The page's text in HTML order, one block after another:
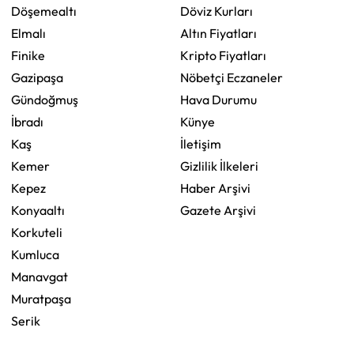
Döşemealtı
Elmalı
Finike
Gazipaşa
Gündoğmuş
İbradı
Kaş
Kemer
Kepez
Konyaaltı
Korkuteli
Kumluca
Manavgat
Muratpaşa
Serik
Döviz Kurları
Altın Fiyatları
Kripto Fiyatları
Nöbetçi Eczaneler
Hava Durumu
Künye
İletişim
Gizlilik İlkeleri
Haber Arşivi
Gazete Arşivi